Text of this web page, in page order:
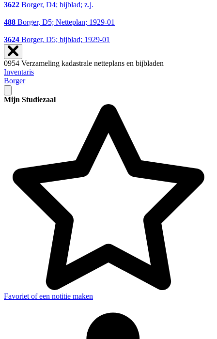
3622 Borger, D4; bijblad; z.j.
488 Borger, D5; Netteplan; 1929-01
3624 Borger, D5; bijblad; 1929-01
0954 Verzameling kadastrale netteplans en bijbladen
Inventaris
Borger
Mijn Studiezaal
Favoriet of een notitie maken